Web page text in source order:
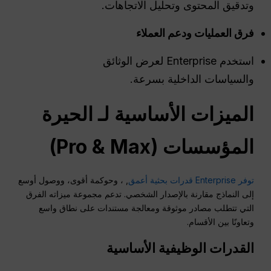
وتدقيق المحتوى وتحليل الاتجاهات.
فرق العمليات ودعم العملاء
استخدم Enterprise لعرض الوثائق
والسياسات الداخلية بسرعة.
الميزات الأساسية لـ الحيرة
المؤسسات (Pro & Max)
توفر Enterprise قدرات بحثية أعمق
, ، وحوكمة أقوى، ووصول أوسع
إلى النماذج مقارنة بالإصدار الشخصي. تدعم مجموعة ميزاته الفرق
التي تتطلب مصادر موثوقة ومعالجة مستندات على نطاق واسع
وتعاونًا بين الأقسام.
القدرات الوظيفية الأساسية